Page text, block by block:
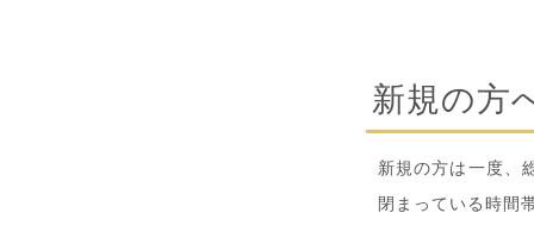
新規の方
新規の方は一度、
閉まっている時間